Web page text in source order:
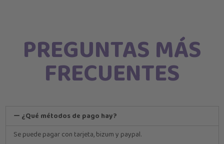
PREGUNTAS MÁS
FRECUENTES
¿Qué métodos de pago hay?
Se puede pagar con tarjeta, bizum y paypal.